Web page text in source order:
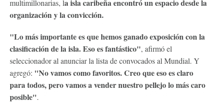
multimillonarias, la isla caribeña encontró un espacio desde la
organización y la convicción.
"Lo más importante es que hemos ganado exposición con la
clasificación de la isla. Eso es fantástico", afirmó el
seleccionador al anunciar la lista de convocados al Mundial. Y
agregó: "No vamos como favoritos. Creo que eso es claro
para todos, pero vamos a vender nuestro pellejo lo más caro
posible".